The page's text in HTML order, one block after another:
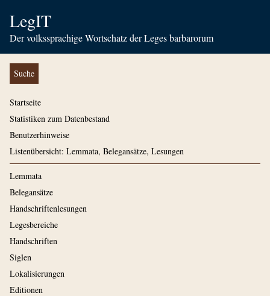
LegIT
Der volkssprachige Wortschatz der Leges barbarorum
Suche
Startseite
Statistiken zum Datenbestand
Benutzerhinweise
Listenübersicht: Lemmata, Belegansätze, Lesungen
Lemmata
Belegansätze
Handschriftenlesungen
Legesbereiche
Handschriften
Siglen
Lokalisierungen
Editionen